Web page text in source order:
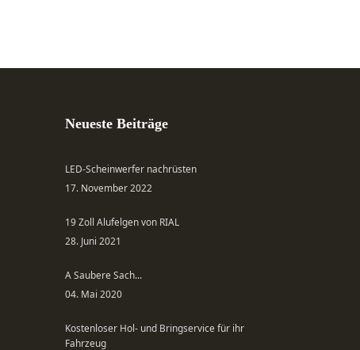
Neueste Beiträge
LED-Scheinwerfer nachrüsten
17. November 2022
19 Zoll Alufelgen von RIAL
28. Juni 2021
A Saubere Sach...
04. Mai 2020
Kostenloser Hol- und Bringservice für ihr
Fahrzeug